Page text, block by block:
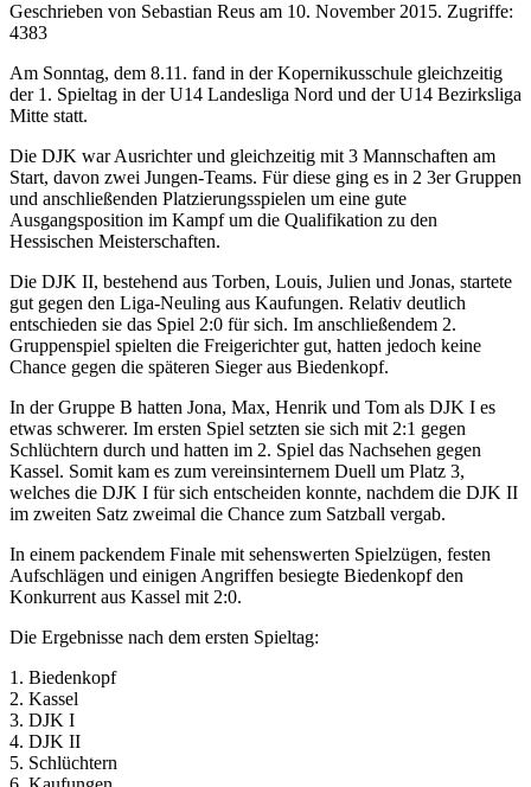
Geschrieben von Sebastian Reus am 10. November 2015. Zugriffe:
4383
Am Sonntag, dem 8.11. fand in der Kopernikusschule gleichzeitig
der 1. Spieltag in der U14 Landesliga Nord und der U14 Bezirksliga
Mitte statt.
Die DJK war Ausrichter und gleichzeitig mit 3 Mannschaften am
Start, davon zwei Jungen-Teams. Für diese ging es in 2 3er Gruppen
und anschließenden Platzierungsspielen um eine gute
Ausgangsposition im Kampf um die Qualifikation zu den
Hessischen Meisterschaften.
Die DJK II, bestehend aus Torben, Louis, Julien und Jonas, startete
gut gegen den Liga-Neuling aus Kaufungen. Relativ deutlich
entschieden sie das Spiel 2:0 für sich. Im anschließendem 2.
Gruppenspiel spielten die Freigerichter gut, hatten jedoch keine
Chance gegen die späteren Sieger aus Biedenkopf.
In der Gruppe B hatten Jona, Max, Henrik und Tom als DJK I es
etwas schwerer. Im ersten Spiel setzten sie sich mit 2:1 gegen
Schlüchtern durch und hatten im 2. Spiel das Nachsehen gegen
Kassel. Somit kam es zum vereinsinternem Duell um Platz 3,
welches die DJK I für sich entscheiden konnte, nachdem die DJK II
im zweiten Satz zweimal die Chance zum Satzball vergab.
In einem packendem Finale mit sehenswerten Spielzügen, festen
Aufschlägen und einigen Angriffen besiegte Biedenkopf den
Konkurrent aus Kassel mit 2:0.
Die Ergebnisse nach dem ersten Spieltag:
1. Biedenkopf
2. Kassel
3. DJK I
4. DJK II
5. Schlüchtern